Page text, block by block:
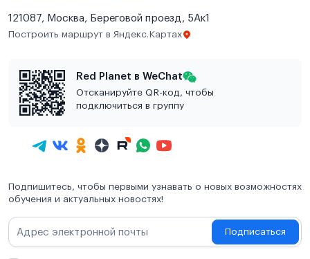
121087, Москва, Береговой проезд, 5Ак1
Построить маршрут в Яндекс.Картах
Red Planet в WeChat
Отсканируйте QR-код, чтобы
подключиться в группу
Подпишитесь, чтобы первыми узнавать о новых возможностях
обучения и актуальных новостях!
Подписаться